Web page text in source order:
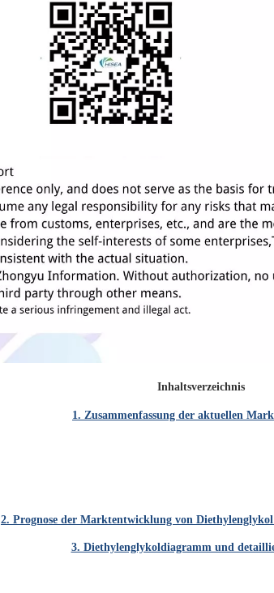
Inhaltsverzeichnis
1. Zusammenfassung der aktuellen
2. Prognose der Marktentwicklung von
3. Diethylenglykoldiagramm und